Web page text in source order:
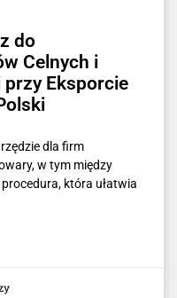
do
Celnych i
przy Eksporcie
dla firm
w tym między
która ułatwia